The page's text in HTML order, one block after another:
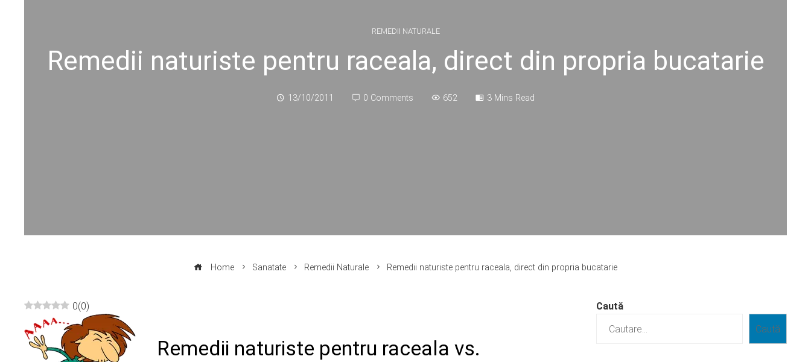
REMEDII NATURALE
Remedii naturiste pentru raceala, direct din propria bucatarie
13/10/2011 0 Comments 652 3 Mins Read
Home Sanatate Remedii Naturale Remedii naturiste pentru raceala, direct din propria bucatarie
0(0)
Remedii naturiste pentru raceala vs.
Caută
Caută